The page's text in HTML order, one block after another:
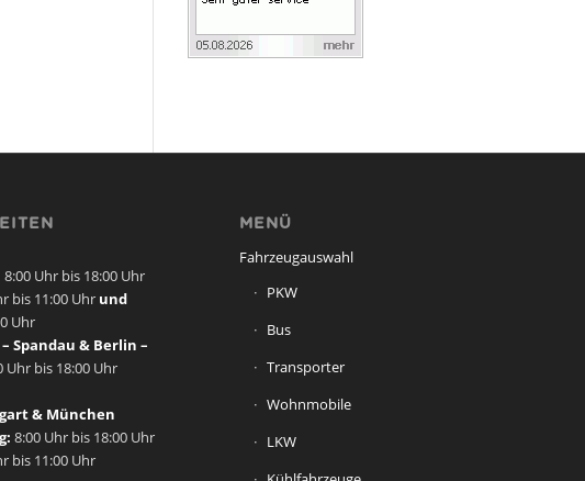
8:00 Uhr bis 18:00 Uhr
bis 11:00 Uhr und
Uhr
Spandau & Berlin –
Uhr bis 18:00 Uhr
& München
8:00 Uhr bis 18:00 Uhr
bis 11:00 Uhr
MENÜ
Fahrzeugauswahl
PKW
Bus
Transporter
Wohnmobile
LKW